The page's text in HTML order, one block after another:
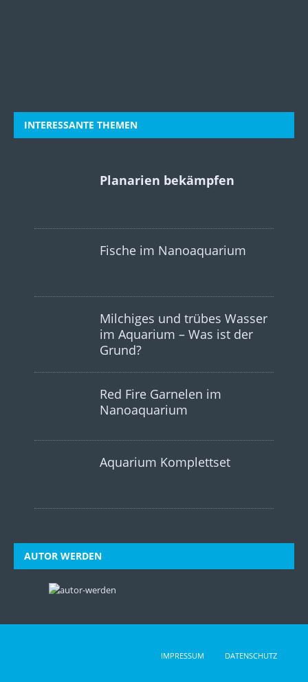
INTERESSANTE THEMEN
Planarien bekämpfen
Fische im Nanoaquarium
Milchiges und trübes Wasser
im Aquarium – Was ist der
Grund?
Red Fire Garnelen im
Nanoaquarium
Aquarium Komplettset
AUTOR WERDEN
IMPRESSUM DATENSCHUTZ